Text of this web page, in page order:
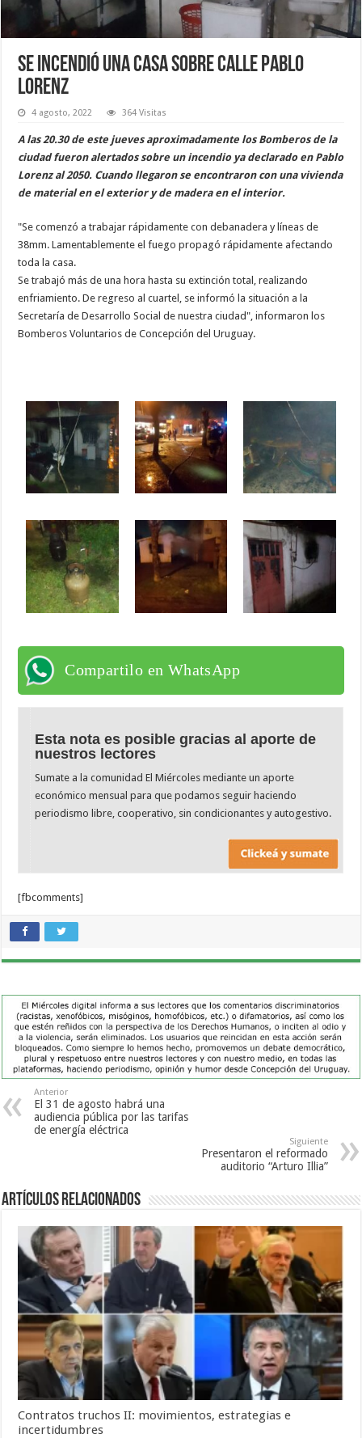
Se incendió una casa sobre calle Pablo
Lorenz
4 agosto, 2022 364 Visitas
A las 20.30 de este jueves aproximadamente los Bomberos de la
ciudad fueron alertados sobre un incendio ya declarado en Pablo
Lorenz al 2050. Cuando llegaron se encontraron con una vivienda
de material en el exterior y de madera en el interior.
"Se comenzó a trabajar rápidamente con debanadera y líneas de
38mm. Lamentablemente el fuego propagó rápidamente afectando
toda la casa.
Se trabajó más de una hora hasta su extinción total, realizando
enfriamiento. De regreso al cuartel, se informó la situación a la
Secretaría de Desarrollo Social de nuestra ciudad", informaron los
Bomberos Voluntarios de Concepción del Uruguay.
Compartilo en WhatsApp
Esta nota es posible gracias al aporte de
nuestros lectores
Sumate a la comunidad El Miércoles mediante un aporte
económico mensual para que podamos seguir haciendo
periodismo libre, cooperativo, sin condicionantes y autogestivo.
[fbcomments]
Anterior
El 31 de agosto habrá una
audiencia pública por las tarifas
de energía eléctrica
Siguiente
Presentaron el reformado
auditorio “Arturo Illia”
Artículos Relacionados
Contratos truchos II: movimientos, estrategias e
incertidumbres